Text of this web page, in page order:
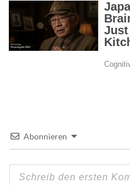
Abonnieren